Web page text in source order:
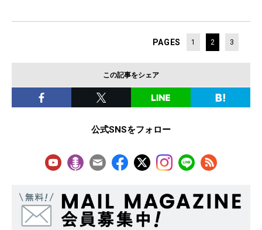
PAGES 1 2 3
この記事をシェア
公式SNSをフォロー